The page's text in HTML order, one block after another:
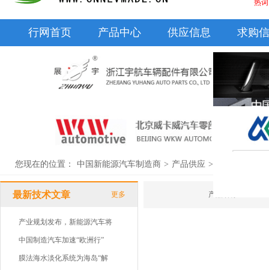
热
行网首页 产品中心 供应信息 求购
您现在的位置： 中国新能源汽车制造商 > 产品供应 >
最新技术文章 更多
产业规划发布，新能源汽车将
中国制造汽车加速“欧洲行”
膜法海水淡化系统为海岛“解
产品名称